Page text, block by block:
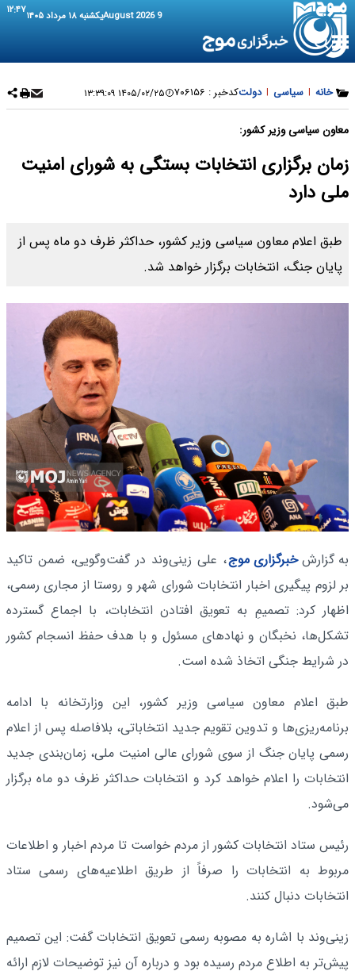
9 August 2026 یکشنبه ۱۸ مرداد ۱۴۰۵ ۱۲:۴۷
خانه | سیاسی | دولتکدخبر : ۷۰۶۱۵۶ ۱۴۰۵/۰۲/۲۵ ۱۳:۳۹:۰۹
معاون سیاسی وزیر کشور:
زمان برگزاری انتخابات بستگی به شورای امنیت
ملی دارد
طبق اعلام معاون سیاسی وزیر کشور، حداکثر ظرف دو ماه پس از
پایان جنگ، انتخابات برگزار خواهد شد.
به گزارشخبرگزاری موج، علی زینی‌وند در گفت‌وگویی، ضمن تاکید
بر لزوم پیگیری اخبار انتخابات شورای شهر و روستا از مجاری رسمی،
اظهار کرد: تصمیمِ به تعویق افتادن انتخابات، با اجماع گسترده
تشکل‌ها، نخبگان و نهادهای مسئول و با هدف حفظ انسجام کشور
در شرایط جنگی اتخاذ شده است.
طبق اعلام معاون سیاسی وزیر کشور، این وزارتخانه با ادامه
برنامه‌ریزی‌ها و تدوین تقویم جدید انتخاباتی، بلافاصله پس از اعلام
رسمی پایان جنگ از سوی شورای عالی امنیت ملی، زمان‌بندی جدید
انتخابات را اعلام خواهد کرد و انتخابات حداکثر ظرف دو ماه برگزار
می‌شود.
رئیس ستاد انتخابات کشور از مردم خواست تا مردم اخبار و اطلاعات
مربوط به انتخابات را صرفاً از طریق اطلاعیه‌های رسمی ستاد
انتخابات دنبال کنند.
زینی‌وند با اشاره به مصوبه رسمی تعویق انتخابات گفت: این تصمیم
پیش‌تر به اطلاع مردم رسیده بود و درباره آن نیز توضیحات لازم ارائه